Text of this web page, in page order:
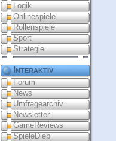
Logik
Onlinespiele
Rollenspiele
Sport
Strategie
Interaktiv
Forum
News
Umfragearchiv
Newsletter
GameReviews
SpieleDieb